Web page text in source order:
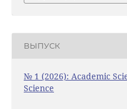
ВЫПУСК
№ 1 (2026): Academic
Science